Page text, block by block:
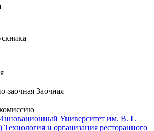
заочная Заочная
Университет им. В. Г.
Технология и организация ресторанного